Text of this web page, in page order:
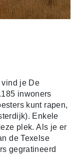
vind je De
inwoners
kunt rapen,
Enkele
plek. Als je er
de Texelse
gegratineerd